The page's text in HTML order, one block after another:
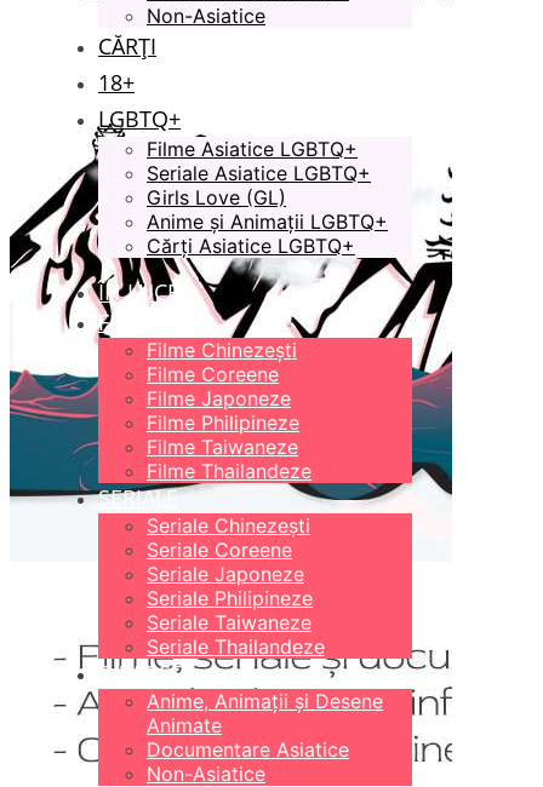
Non-Asiatice
CĂRȚI
18+
LGBTQ+
Filme Asiatice LGBTQ+
Seriale Asiatice LGBTQ+
Girls Love (GL)
Anime și Animații LGBTQ+
Cărți Asiatice LGBTQ+
ÎN LUCRU
FILME
Filme Chinezești
Filme Coreene
Filme Japoneze
Filme Philipineze
Filme Taiwaneze
Filme Thailandeze
SERIALE
Seriale Chinezești
Seriale Coreene
Seriale Japoneze
Seriale Philipineze
Seriale Taiwaneze
Seriale Thailandeze
DIVERSE
Anime, Animații și Desene
Animate
Documentare Asiatice
Non-Asiatice